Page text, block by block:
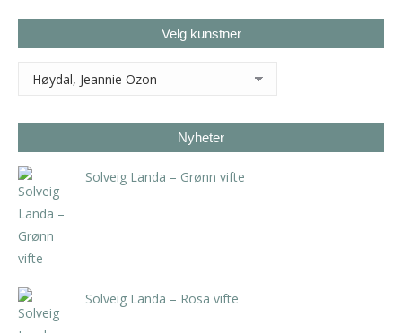
Velg kunstner
Nyheter
Solveig Landa – Grønn vifte
Solveig Landa – Rosa vifte